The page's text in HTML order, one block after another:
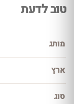
טוב לדעת
מותג
ארץ
סוג